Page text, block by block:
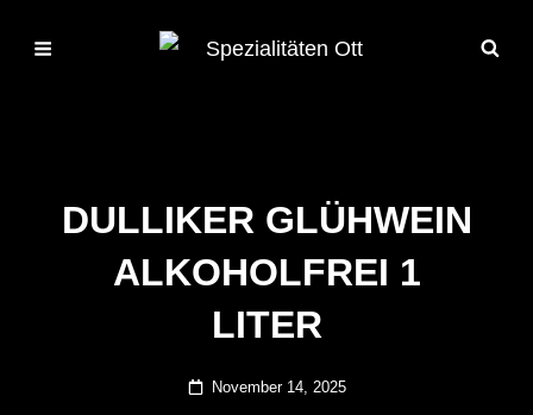
DULLIKER GLÜHWEIN
ALKOHOLFREI 1
LITER
Posted
November 14, 2025